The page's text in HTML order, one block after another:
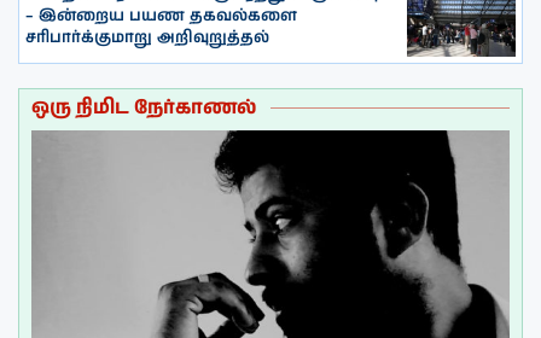
– இன்றைய பயண தகவல்களை
சரிபார்க்குமாறு அறிவுறுத்தல்
ஒரு நிமிட நேர்காணல்